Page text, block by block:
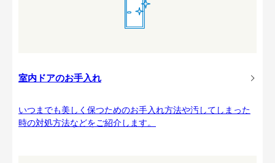
室内ドアのお手入れ
いつまでも美しく保つためのお手入れ方法や汚してしまった
時の対処方法などをご紹介します。